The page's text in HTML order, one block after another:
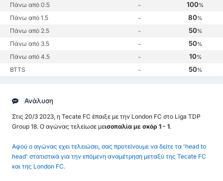
Πάνω από 0.5 - 100%
Πάνω από 1.5 - 80%
Πάνω από 2.5 - 50%
Πάνω από 3.5 - 50%
Πάνω από 4.5 - 10%
BTTS - 50%
Ανάλυση
Στις 20/3 2023, η Tecate FC έπαιξε με την London FC στο Liga TDP
Group 18. Ο αγώνας τελείωσε μεισοπαλία με σκόρ 1 - 1.
Αφού ο αγώνας εχει τελειώσει, σας προτείνουμε να δείτε τα 'head to
head' στατιστικά για την επόμενη αναμέτρηση μεταξύ της Tecate FC
και της London FC.